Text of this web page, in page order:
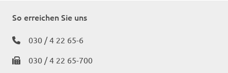
So erreichen Sie uns
030 / 4 22 65-6
030 / 4 22 65-700